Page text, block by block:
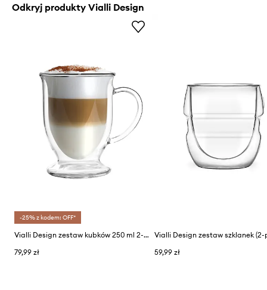
Odkryj produkty Vialli Design
-25% z kodem: OFF*
Vialli Design zestaw kubków 250 ml 2-pack
79,99 zł
Vialli Design zestaw szklanek (2-
59,99 zł